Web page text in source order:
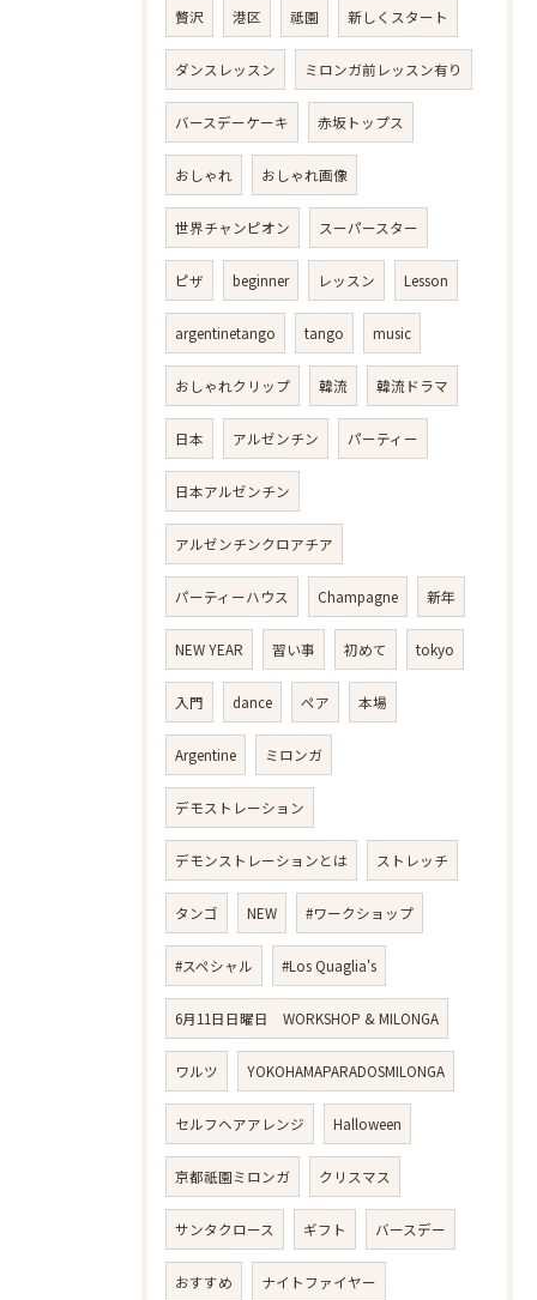
贅沢 港区 祗園 新しくスタート
ダンスレッスン ミロンガ前レッスン有り
バースデーケーキ 赤坂トップス
おしゃれ おしゃれ画像
世界チャンピオン スーパースター
ピザ beginner レッスン Lesson
argentinetango tango music
おしゃれクリップ 韓流 韓流ドラマ
日本 アルゼンチン パーティー
日本アルゼンチン
アルゼンチンクロアチア
パーティーハウス Champagne 新年
NEW YEAR 習い事 初めて tokyo
入門 dance ペア 本場
Argentine ミロンガ
デモストレーション
デモンストレーションとは ストレッチ
タンゴ NEW #ワークショップ
#スペシャル #Los Quaglia's
6月11日日曜日 WORKSHOP & MILONGA
ワルツ YOKOHAMAPARADOSMILONGA
セルフヘアアレンジ Halloween
京都祇園ミロンガ クリスマス
サンタクロース ギフト バースデー
おすすめ ナイトファイヤー